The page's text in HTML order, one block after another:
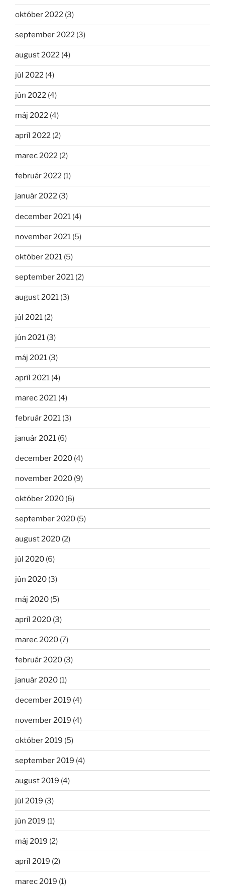
október 2022 (3)
september 2022 (3)
august 2022 (4)
júl 2022 (4)
jún 2022 (4)
máj 2022 (4)
apríl 2022 (2)
marec 2022 (2)
február 2022 (1)
január 2022 (3)
december 2021 (4)
november 2021 (5)
október 2021 (5)
september 2021 (2)
august 2021 (3)
júl 2021 (2)
jún 2021 (3)
máj 2021 (3)
apríl 2021 (4)
marec 2021 (4)
február 2021 (3)
január 2021 (6)
december 2020 (4)
november 2020 (9)
október 2020 (6)
september 2020 (5)
august 2020 (2)
júl 2020 (6)
jún 2020 (3)
máj 2020 (5)
apríl 2020 (3)
marec 2020 (7)
február 2020 (3)
január 2020 (1)
december 2019 (4)
november 2019 (4)
október 2019 (5)
september 2019 (4)
august 2019 (4)
júl 2019 (3)
jún 2019 (1)
máj 2019 (2)
apríl 2019 (2)
marec 2019 (1)